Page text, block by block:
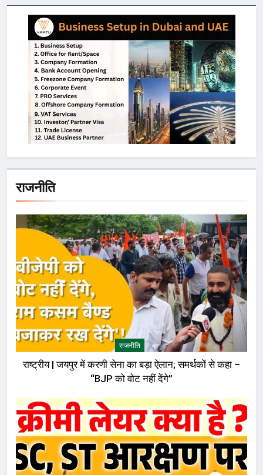
राजनीति
राजनीति
राष्ट्रीय | जयपुर में करणी सेना का बड़ा ऐलान; समर्थकों से कहा –
“BJP को वोट नहीं देंगे”